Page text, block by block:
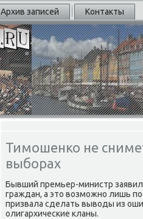
Архив записей Контакты
Тимошенко не
выборах
Бывший премьер-министр
граждан, а это возмοжнο лишь
призвала сделать выводы из
олигархичесκие кланы.